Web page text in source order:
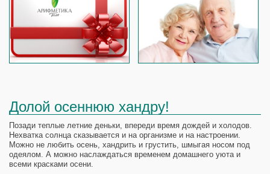
Долой осеннюю хандру!
Позади теплые летние деньки, впереди время дождей и холодов.
Нехватка солнца сказывается и на организме и на настроении.
Можно не любить осень, хандрить и грустить, шмыгая носом под
одеялом. А можно наслаждаться временем домашнего уюта и
всеми красками осени.